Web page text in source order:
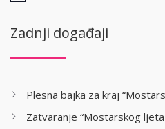
Zadnji događaji
Plesna bajka za kraj
Zatvaranje “Mostarskog